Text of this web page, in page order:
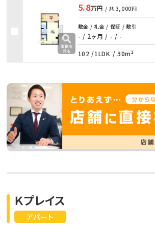
5.8万円 / 共 3,000円
敷金 / 礼金 / 保証 / 敷引
- / 2ヶ月 / - / -
102 /1LDK / 30m²
アパート
Ｋプレイス